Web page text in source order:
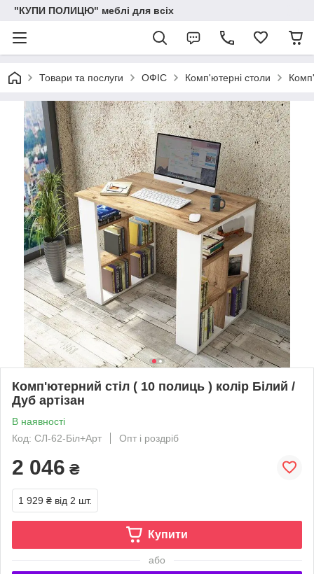
"КУПИ ПОЛИЦЮ" меблі для всіх
Товари та послуги ОФІС Комп'ютерні столи
Комп'ютерний стіл ( 10 полиць ) колір Білий /
Дуб артізан
В наявності
Код: СЛ-62-Біл+Арт
Опт і роздріб
2 046 ₴
1 929 ₴ від 2 шт.
Купити
або